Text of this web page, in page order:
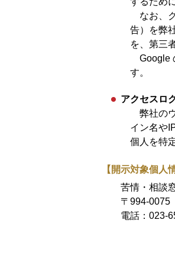
なお、
告）を弊
を、第三
Google
す。
アクセスロ
弊社の
イン名や
個人を特
【開示対象個人
苦情・相談
〒994-
電話： 023-